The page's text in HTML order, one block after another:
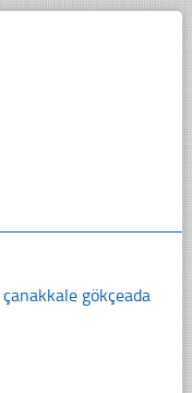
çanakkale gökçeada